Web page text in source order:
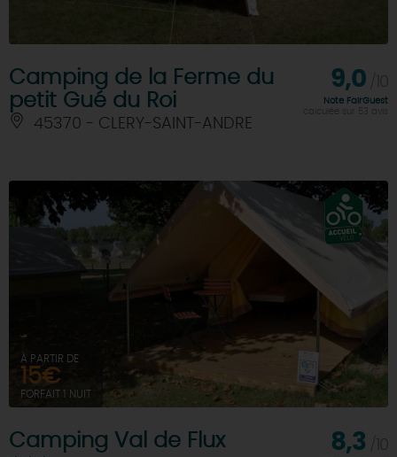
Camping de la Ferme du
petit Gué du Roi
45370 - CLERY-SAINT-ANDRE
9,0
Note FairGuest
À PARTIR DE
15€
FORFAIT 1 NUIT
Camping Val de Flux 8,3